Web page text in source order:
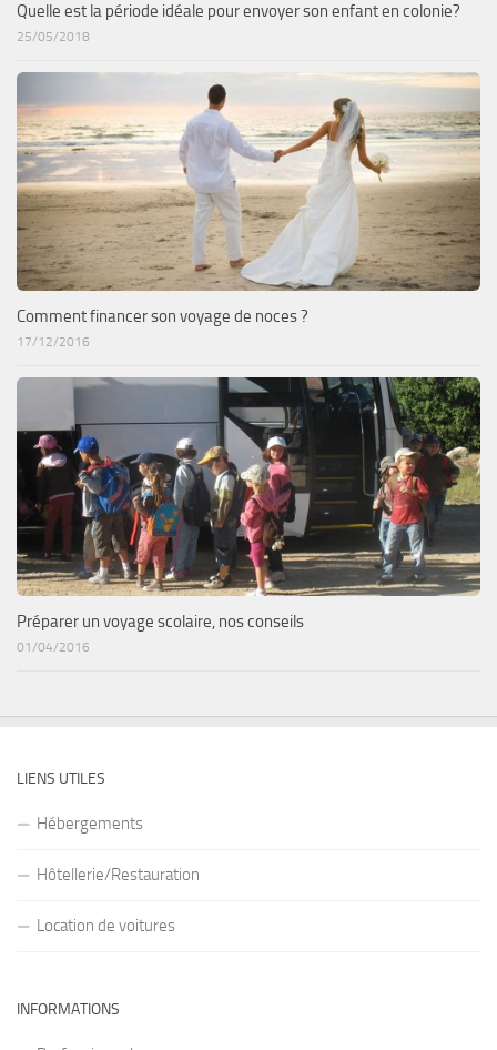
Quelle est la période idéale pour envoyer son enfant en colonie?
25/05/2018
Comment financer son voyage de noces ?
17/12/2016
Préparer un voyage scolaire, nos conseils
01/04/2016
LIENS UTILES
Hébergements
Hôtellerie/Restauration
Location de voitures
INFORMATIONS